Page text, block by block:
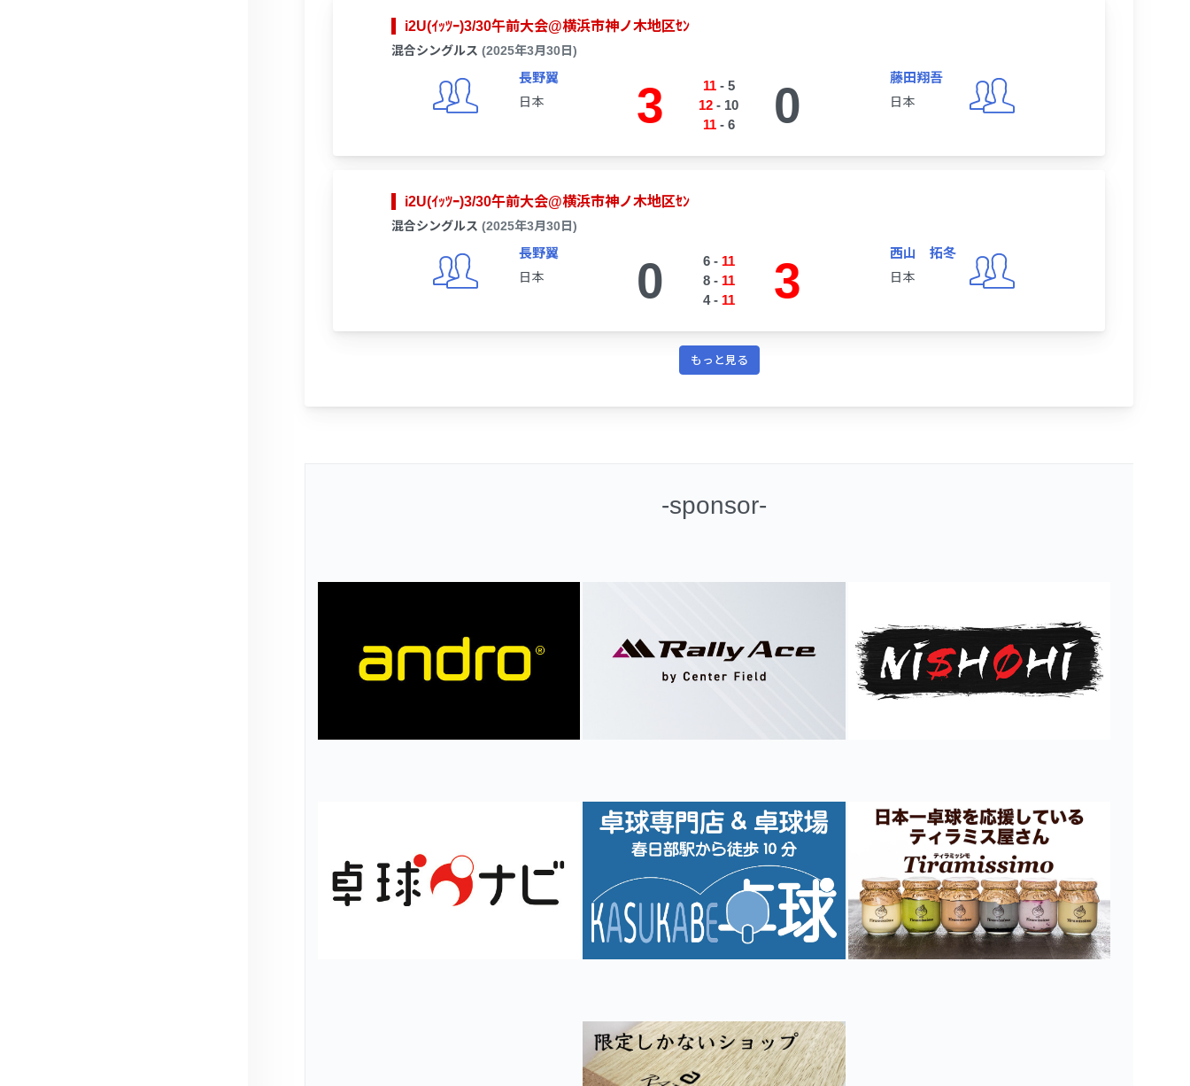
i2U(ｲｯﾂｰ)3/30午前大会@横浜市神ノ木地区ｾﾝ
混合シングルス (2025年3月30日)
長野翼
日本 3 11- 5
12 - 10
11- 6 0
藤田翔吾
日本
i2U(ｲｯﾂｰ)3/30午前大会@横浜市神ノ木地区ｾﾝ
混合シングルス (2025年3月30日)
長野翼
日本 0 6- 11
8- 11
4- 11 3
西山 拓冬
日本
もっと見る
-sponsor-